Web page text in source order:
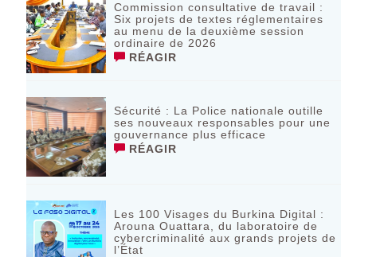
Commission consultative de travail :
Six projets de textes réglementaires
au menu de la deuxième session
ordinaire de 2026
RÉAGIR
Sécurité : La Police nationale outille
ses nouveaux responsables pour une
gouvernance plus efficace
RÉAGIR
Les 100 Visages du Burkina Digital :
Arouna Ouattara, du laboratoire de
cybercriminalité aux grands projets de
l’État